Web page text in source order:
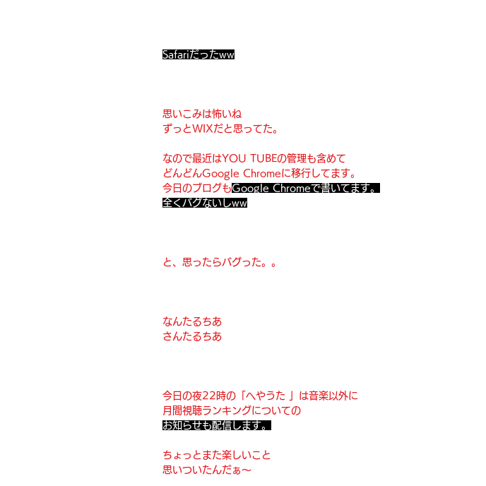
Safariだったww
思いこみは怖いね
ずっとWIXだと思ってた。
なので最近はYOU TUBEの管理も含めて
どんどんGoogle Chromeに移行してます。
今日のブログもGoogle Chromeで書いてます。
全くバグないしww
と、思ったらバグった。。
なんたるちあ
さんたるちあ
今日の夜22時の「へやうた 」は音楽以外に
月間視聴ランキングについての
お知らせも配信します。
ちょっとまた楽しいこと
思いついたんだぁ〜